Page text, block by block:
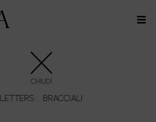
CHIUDI
LETTERS : BRACCIALI